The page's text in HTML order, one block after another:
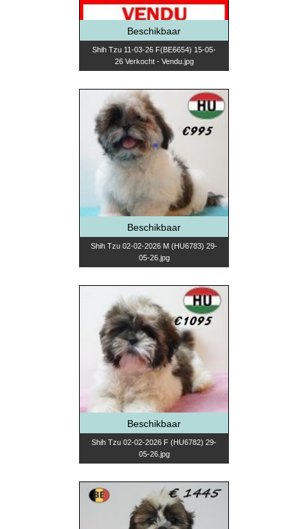
Beschikbaar
Shih Tzu 11-03-26 F(BE6654) 15-05-
26 Verkocht - Vendu.jpg
Beschikbaar
Shih Tzu 02-02-2026 M (HU6783) 29-
05-26.jpg
Beschikbaar
Shih Tzu 02-02-2026 F (HU6782) 29-
05-26.jpg